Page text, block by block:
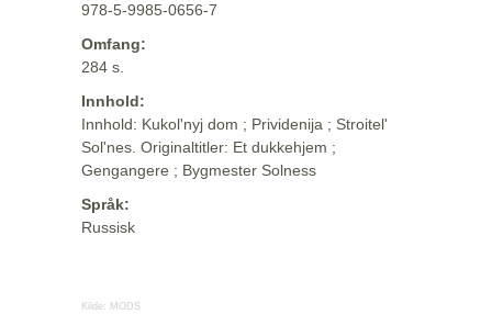
978-5-9985-0656-7
Omfang:
284 s.
Innhold:
Innhold: Kukol'nyj dom ; Prividenija ; Stroitel'
Sol'nes. Originaltitler: Et dukkehjem ;
Gengangere ; Bygmester Solness
Språk:
Russisk
Kilde: MODS